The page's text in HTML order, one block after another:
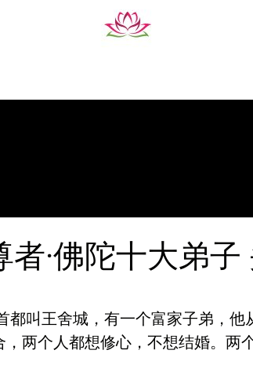
者·佛陀十大弟子
王舍城，有一个富家子弟，他
两个人都想修心，不想结婚。两